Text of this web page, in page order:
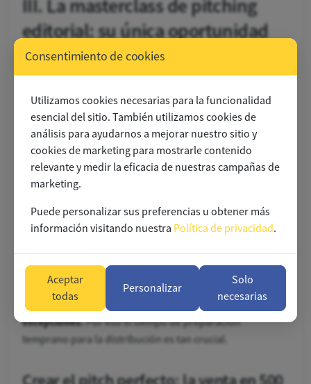
III. La masterclass de pitching
editorial: su única oportunidad
con las listas oficiales
reproducción editorial oficial importante de Spotify
como New Music Friday
las reglas del juego. La única forma de poner su pista
frente a los editores humanos que curan estas listas es a
través de la herramienta de envío dentro de
Respetar el plazo de 7 días
Una vez que su pista sea visible en S4A, tiene hasta7 días
antes de la fecha de lanzamiento para enviar su pitch. Si
pierde esta ventana, pierde su oportunidad.No hay
excepciones.Por eso el tiempo de preparación
temprano para la distribución es tan crucial.
Consentimiento de cookies
Utilizamos cookies necesarias para la funcionalidad
esencial del sitio. También utilizamos cookies de
análisis para ayudarnos a mejorar nuestro sitio y
cookies de marketing para mostrarle contenido
relevante y medir la eficacia de nuestras campañas de
marketing.
Puede personalizar sus preferencias u obtener más
información visitando nuestra Política de privacidad.
Aceptar
todas
Personalizar
Solo
necesarias